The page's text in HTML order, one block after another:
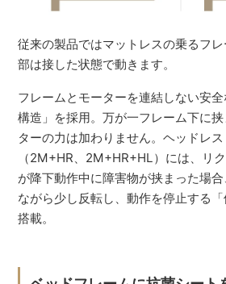
従来の製品ではマットレスの乗るフ
部は接した状態で動きます。
フレームとモーターを連結しない安
構造」を採用。万が一フレーム下に
ターの力は加わりません。ヘッドレ
（2M+HR、2M+HR+HL）には、リ
が降下動作中に障害物が挟まった場
ながら少し反転し、動作を停止する
搭載。